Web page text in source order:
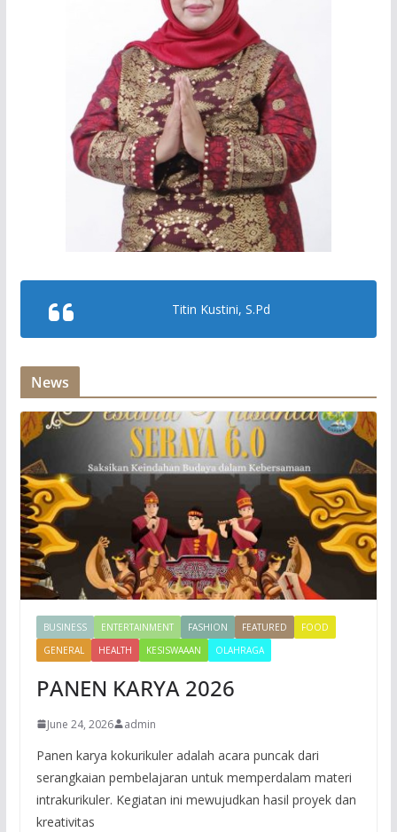
Titin Kustini, S.Pd
News
BUSINESS ENTERTAINMENT FASHION FEATURED
FOOD
GENERAL
HEALTH KESISWAAAN OLAHRAGA
PANEN KARYA 2026
June 24, 2026 admin
Panen karya kokurikuler adalah acara puncak dari
serangkaian pembelajaran untuk memperdalam materi
intrakurikuler. Kegiatan ini mewujudkan hasil proyek dan
kreativitas